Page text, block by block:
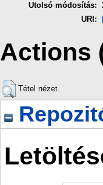
Utolsó módosítás:
URI:
Actions
Tétel nézet